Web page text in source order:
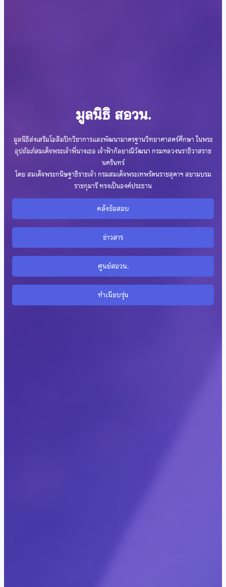
มูลนิธิ สอวน.
มูลนิธิส่งเสริมโอลิมปิกวิชาการและพัฒนามาตรฐานวิทยาศาสตร์ศึกษา ในพระ
อุปถัมภ์สมเด็จพระเจ้าพี่นางเธอ เจ้าฟ้ากัลยาณิวัฒนา กรมหลวงนราธิวาสราช
นครินทร์
โดย สมเด็จพระกนิษฐาธิราชเจ้า กรมสมเด็จพระเทพรัตนราชสุดาฯ สยามบรม
ราชกุมารี ทรงเป็นองค์ประธาน
คลังข้อสอบ
ข่าวสาร
ศูนย์สอวน.
ทำเนียบรุ่น